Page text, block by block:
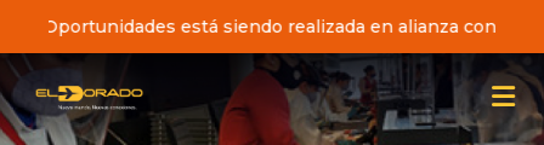
Oportunidades está siendo realizada en alianza con el